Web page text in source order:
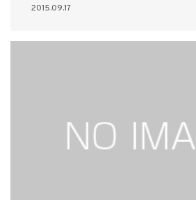
2015.09.17